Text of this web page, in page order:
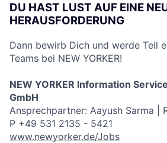
DU HAST LUST AUF EINE
HERAUSFORDERUNG
Dann bewirb Dich und werde Teil
Teams bei NEW YORKER!
NEW YORKER Information
GmbH
Ansprechpartner: Aayush Sarma |
P +49 531 2135 - 5421
www.newyorker.de/Jobs